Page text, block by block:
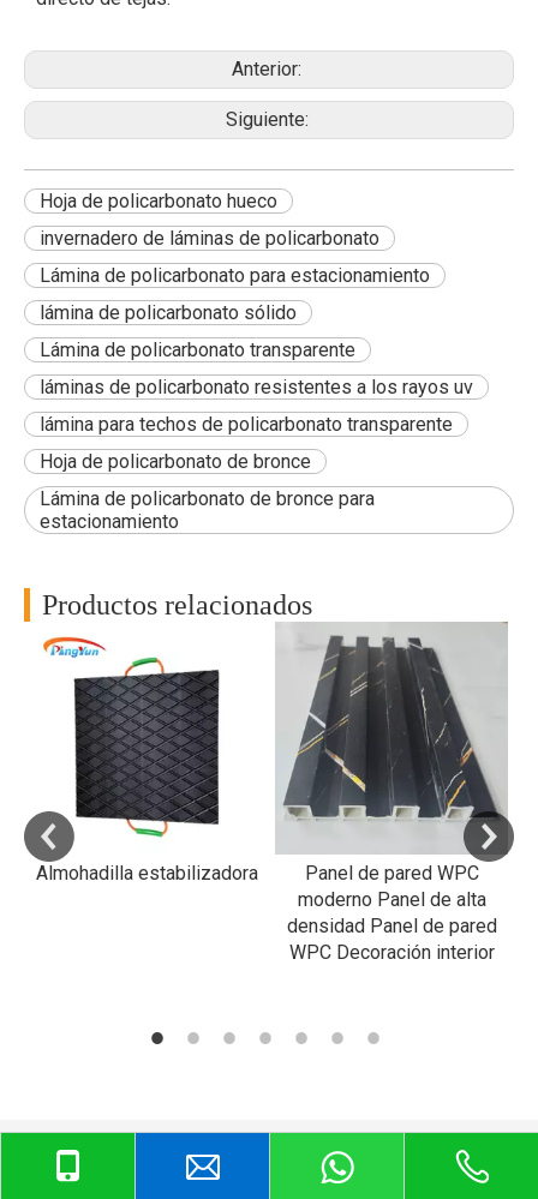
Anterior:
Siguiente:
Hoja de policarbonato hueco
invernadero de láminas de policarbonato
Lámina de policarbonato para estacionamiento
lámina de policarbonato sólido
Lámina de policarbonato transparente
láminas de policarbonato resistentes a los rayos uv
lámina para techos de policarbonato transparente
Hoja de policarbonato de bronce
Lámina de policarbonato de bronce para
estacionamiento
Productos relacionados
Almohadilla estabilizadora
Panel de pared WPC
moderno Panel de alta
densidad Panel de pared
WPC Decoración interior